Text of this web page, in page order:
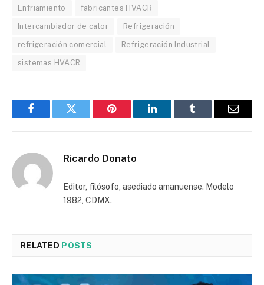
Enfriamiento fabricantes HVACR
Intercambiador de calor Refrigeración
refrigeración comercial Refrigeración Industrial
sistemas HVACR
FacebookTwitter Pinterest LinkedInTumblr Email
Ricardo Donato
Editor, filósofo, asediado amanuense. Modelo
1982, CDMX.
RELATED POSTS